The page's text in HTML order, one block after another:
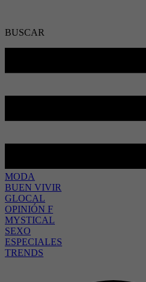
BUSCAR
MODA
BUEN VIVIR
GLOCAL
OPINIÓN F
MYSTICAL
SEXO
ESPECIALES
TRENDS